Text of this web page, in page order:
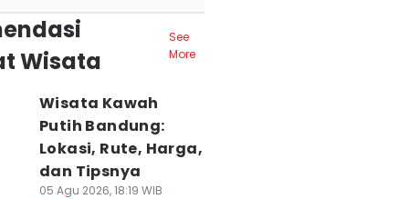
Wisata
See
More
Wisata Kawah
Putih Bandung:
Lokasi, Rute, Harga,
dan Tipsnya
05 Agu 2026, 18:19 WIB